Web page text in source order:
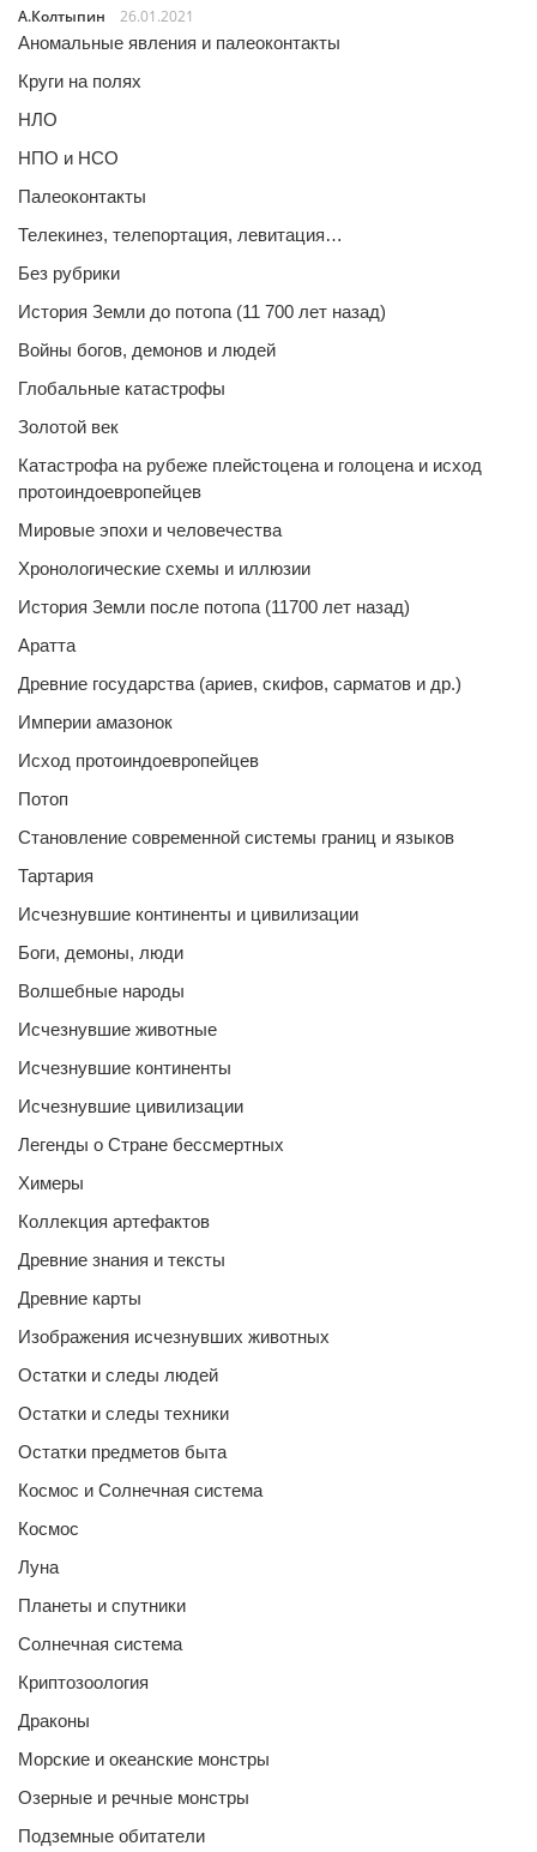
А.Колтыпин
26.01.2021
Аномальные явления и палеоконтакты
Круги на полях
НЛО
НПО и НСО
Палеоконтакты
Телекинез, телепортация, левитация…
Без рубрики
История Земли до потопа (11 700 лет назад)
Войны богов, демонов и людей
Глобальные катастрофы
Золотой век
Катастрофа на рубеже плейстоцена и голоцена и исход
протоиндоевропейцев
Мировые эпохи и человечества
Хронологические схемы и иллюзии
История Земли после потопа (11700 лет назад)
Аратта
Древние государства (ариев, скифов, сарматов и др.)
Империи амазонок
Исход протоиндоевропейцев
Потоп
Становление современной системы границ и языков
Тартария
Исчезнувшие континенты и цивилизации
Боги, демоны, люди
Волшебные народы
Исчезнувшие животные
Исчезнувшие континенты
Исчезнувшие цивилизации
Легенды о Стране бессмертных
Химеры
Коллекция артефактов
Древние знания и тексты
Древние карты
Изображения исчезнувших животных
Остатки и следы людей
Остатки и следы техники
Остатки предметов быта
Космос и Солнечная система
Космос
Луна
Планеты и спутники
Солнечная система
Криптозоология
Драконы
Морские и океанские монстры
Озерные и речные монстры
Подземные обитатели